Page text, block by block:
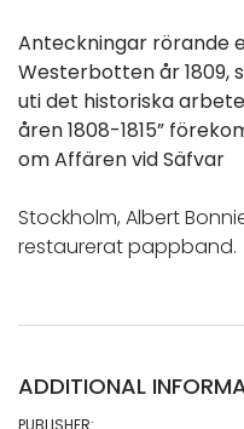
Anteckningar rörande
Westerbotten år 1809,
uti det historiska
åren 1808-1815”
om Affären vid Säfvar
Stockholm, Albert
restaurerat pappband.
ADDITIONAL
PUBLISHER: